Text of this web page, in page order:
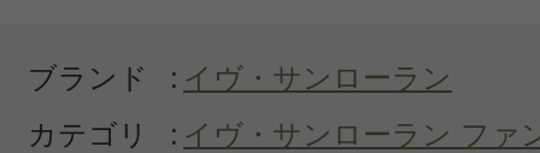
ブランド : イヴ・サンローラン
カテゴリ
: イヴ・サンローラン ファ